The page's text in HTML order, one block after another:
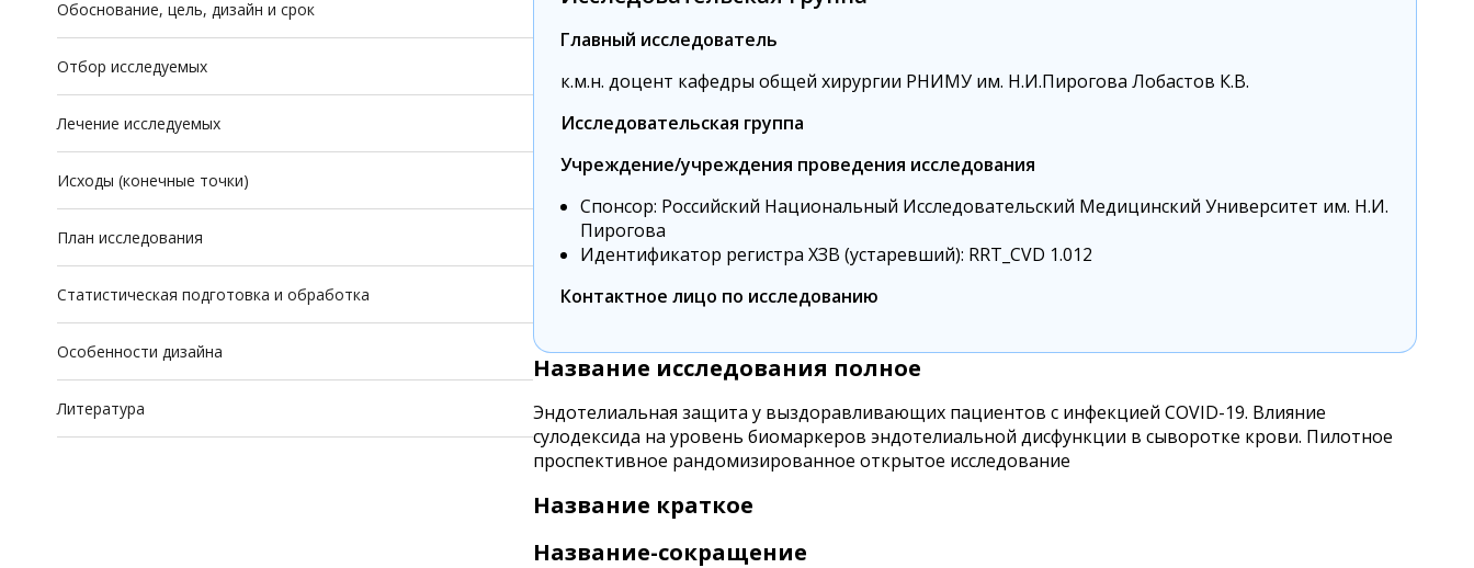
Обоснование, цель, дизайн и срок
Отбор исследуемых
Лечение исследуемых
Исходы (конечные точки)
План исследования
Статистическая подготовка и обработка
Особенности дизайна
Литература
Главный исследователь
к.м.н. доцент кафедры общей хирургии РНИМУ им. Н.И.Пирогова Лобастов К.В.
Исследовательская группа
Учреждение/учреждения проведения исследования
Спонсор: Российский Национальный Исследовательский Медицинский Университет им. Н.И.
Пирогова
Идентификатор регистра ХЗВ (устаревший): RRT_CVD 1.012
Контактное лицо по исследованию
Название исследования полное
Эндотелиальная защита у выздоравливающих пациентов с инфекцией COVID-19. Влияние
сулодексида на уровень биомаркеров эндотелиальной дисфункции в сыворотке крови. Пилотное
проспективное рандомизированное открытое исследование
Название краткое
Название-сокращение